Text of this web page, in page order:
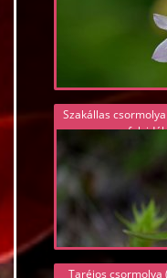
Szakállas
Taréjos